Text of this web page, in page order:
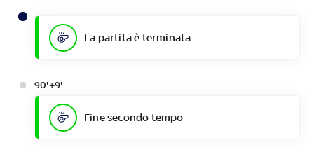
La partita è terminata
90'+9'
Fine secondo tempo